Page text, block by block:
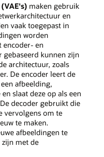
maken gebruik
en
vaak toegepast in
worden
encoder- en
gebaseerd kunnen zijn
architectuur, zoals
De encoder leert de
afbeelding,
slaat deze op als een
decoder gebruikt die
vervolgens om te
te maken.
afbeeldingen te
met de